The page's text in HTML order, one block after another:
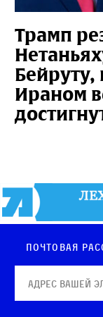
Трамп
Бейруту,
Ираном
Почтовая